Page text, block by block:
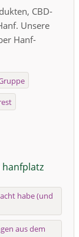
CBD-
Unsere
Hanf-
hanfplatz
habe (und
aus dem